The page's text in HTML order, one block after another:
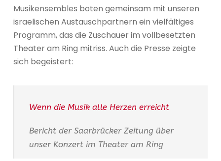
Musikensembles boten gemeinsam mit unseren
israelischen Austauschpartnern ein vielfältiges
Programm, das die Zuschauer im vollbesetzten
Theater am Ring mitriss. Auch die Presse zeigte
sich begeistert:
Wenn die Musik alle Herzen erreicht
Bericht der Saarbrücker Zeitung über
unser Konzert im Theater am Ring